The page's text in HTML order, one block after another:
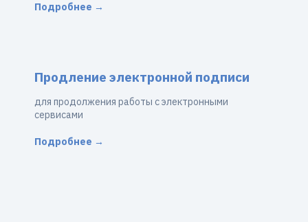
Подробнее →
Продление электронной подписи
для продолжения работы с электронными
сервисами
Подробнее →